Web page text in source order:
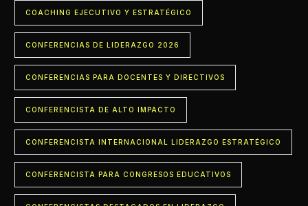
COACHING EJECUTIVO Y ESTRATÉGICO
CONFERENCIAS DE LIDERAZGO 2026
CONFERENCIAS PARA DOCENTES Y DIRECTIVOS
CONFERENCISTA DE ALTO IMPACTO
CONFERENCISTA INTERNACIONAL LIDERAZGO ESTRATÉGICO
CONFERENCISTA PARA CONGRESOS EDUCATIVOS